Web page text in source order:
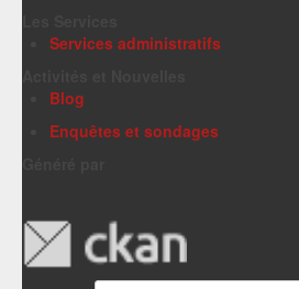
Services administratifs
Blog
Enquêtes et sondages